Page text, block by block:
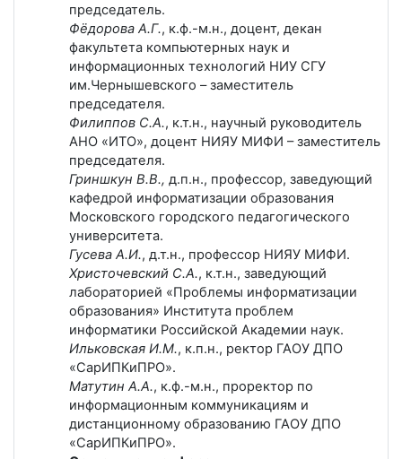
председатель.
Фёдорова А.Г., к.ф.-м.н., доцент, декан
факультета компьютерных наук и
информационных технологий НИУ СГУ
им.Чернышевского – заместитель
председателя.
Филиппов С.А., к.т.н., научный руководитель
АНО «ИТО», доцент НИЯУ МИФИ – заместитель
председателя.
Гриншкун В.В., д.п.н., профессор, заведующий
кафедрой информатизации образования
Московского городского педагогического
университета.
Гусева А.И., д.т.н., профессор НИЯУ МИФИ.
Христочевский С.А., к.т.н., заведующий
лабораторией «Проблемы информатизации
образования» Института проблем
информатики Российской Академии наук.
Ильковская И.М., к.п.н., ректор ГАОУ ДПО
«СарИПКиПРО».
Матутин А.А., к.ф.-м.н., проректор по
информационным коммуникациям и
дистанционному образованию ГАОУ ДПО
«СарИПКиПРО».